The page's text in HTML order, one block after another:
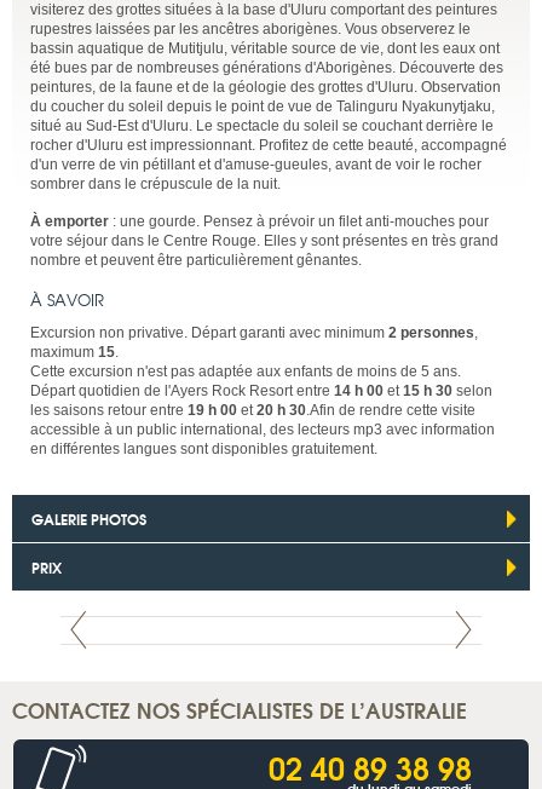
visiterez des grottes situées à la base d'Uluru comportant des peintures
rupestres laissées par les ancêtres aborigènes. Vous observerez le
bassin aquatique de Mutitjulu, véritable source de vie, dont les eaux ont
été bues par de nombreuses générations d'Aborigènes. Découverte des
peintures, de la faune et de la géologie des grottes d'Uluru. Observation
du coucher du soleil depuis le point de vue de Talinguru Nyakunytjaku,
situé au Sud-Est d'Uluru. Le spectacle du soleil se couchant derrière le
rocher d'Uluru est impressionnant. Profitez de cette beauté, accompagné
d'un verre de vin pétillant et d'amuse-gueules, avant de voir le rocher
sombrer dans le crépuscule de la nuit.
À emporter : une gourde. Pensez à prévoir un filet anti-mouches pour
votre séjour dans le Centre Rouge. Elles y sont présentes en très grand
nombre et peuvent être particulièrement gênantes.
À SAVOIR
Excursion non privative. Départ garanti avec minimum 2 personnes,
maximum 15.
Cette excursion n'est pas adaptée aux enfants de moins de 5 ans.
Départ quotidien de l'Ayers Rock Resort entre 14 h 00 et15 h 30 selon
les saisons retour entre 19 h 00 et20 h 30.Afin de rendre cette visite
accessible à un public international, des lecteurs mp3 avec information
en différentes langues sont disponibles gratuitement.
GALERIE PHOTOS
PRIX
CONTACTEZ NOS SPÉCIALISTES DE L’AUSTRALIE
02 40 89 38 98